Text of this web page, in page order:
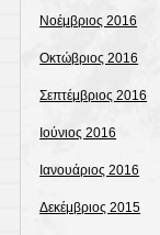
Νοέμβριος 2016
Οκτώβριος 2016
Σεπτέμβριος 2016
Ιούνιος 2016
Ιανουάριος 2016
Δεκέμβριος 2015